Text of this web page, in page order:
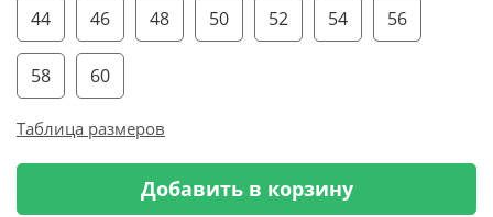
44 46 48 50 52 54 56
58 60
Таблица размеров
Добавить в корзину